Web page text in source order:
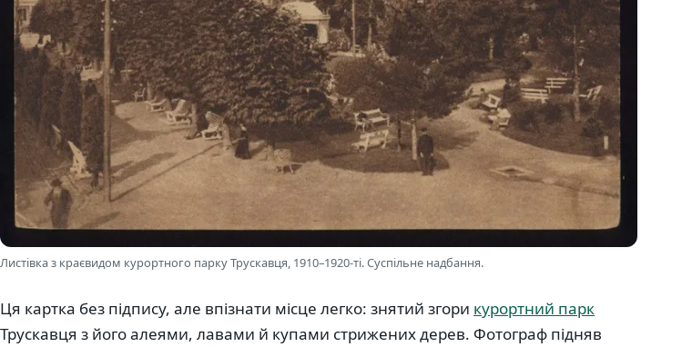
Листівка з краєвидом курортного парку Трускавця, 1910–1920-ті. Суспільне надбання.
Ця картка без підпису, але впізнати місце легко: знятий згори курортний парк
Трускавця з його алеями, лавами й купами стрижених дерев. Фотограф підняв